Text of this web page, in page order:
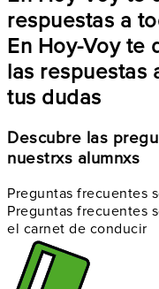
respuestas a
En Hoy-Voy te
las respuestas
tus dudas
Descubre las
nuestrxs alumnxs
Preguntas frecuentes
Preguntas frecuentes
el carnet de conducir